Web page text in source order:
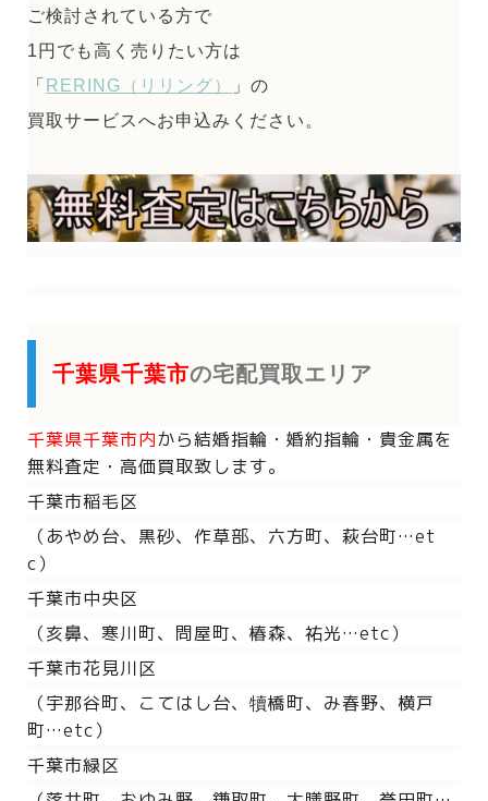
ご検討されている方で
1円でも高く売りたい方は
「 RERING（リリング）
」の
買取サービスへお申込みください。
千葉県千葉市の宅配買取エリア
千葉県千葉市内から結婚指輪・婚約指輪・貴金属を
無料査定・高価買取致します。
千葉市稲毛区
（あやめ台、黒砂、作草部、六方町、萩台町…et
c）
千葉市中央区
（亥鼻、寒川町、問屋町、椿森、祐光…etc）
千葉市花見川区
（宇那谷町、こてはし台、犢橋町、み春野、横戸
町…etc）
千葉市緑区